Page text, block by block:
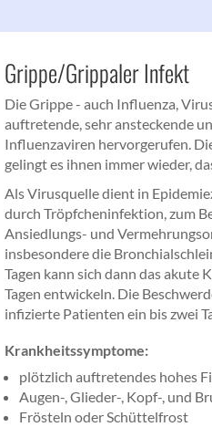
Grippe/Grippaler Infekt
Die Grippe - auch Influenza,
auftretende, sehr ansteckende
Influenzaviren hervorgerufen.
gelingt es ihnen immer wieder,
Als Virusquelle dient in
durch Tröpfcheninfektion, zum
Ansiedlungs- und
insbesondere die
Tagen kann sich dann das akute
Tagen entwickeln. Die
infizierte Patienten ein bis zwei
Krankheitssymptome:
plötzlich auftretendes hohes
Augen-, Glieder-, Kopf-, und
Frösteln oder Schüttelfrost